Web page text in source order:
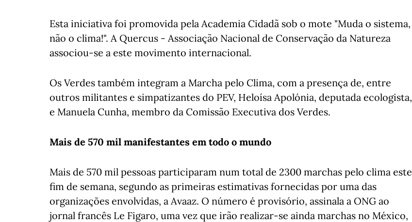
Esta iniciativa foi promovida pela Academia Cidadã sob o mote "Muda o sistema,
não o clima!". A Quercus - Associação Nacional de Conservação da Natureza
associou-se a este movimento internacional.
Os Verdes também integram a Marcha pelo Clima, com a presença de, entre
outros militantes e simpatizantes do PEV, Heloísa Apolónia, deputada ecologista,
e Manuela Cunha, membro da Comissão Executiva dos Verdes.
Mais de 570 mil manifestantes em todo o mundo
Mais de 570 mil pessoas participaram num total de 2300 marchas pelo clima este
fim de semana, segundo as primeiras estimativas fornecidas por uma das
organizações envolvidas, a Avaaz. O número é provisório, assinala a ONG ao
jornal francês Le Figaro, uma vez que irão realizar-se ainda marchas no México,